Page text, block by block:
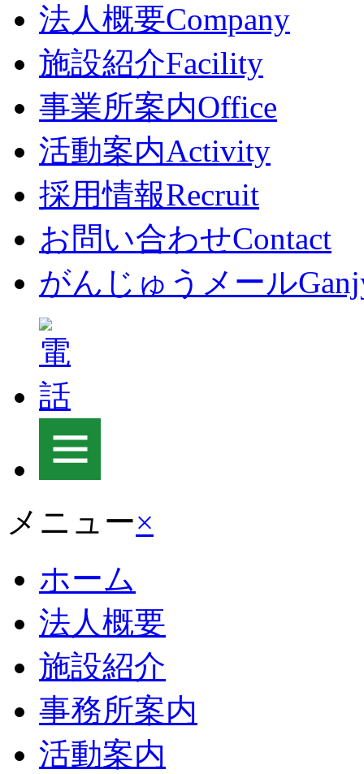
法人概要Company
施設紹介Facility
事業所案内Office
活動案内Activity
採用情報Recruit
お問い合わせContact
がんじゅうメール
メニュー×
ホーム
法人概要
施設紹介
事務所案内
活動案内